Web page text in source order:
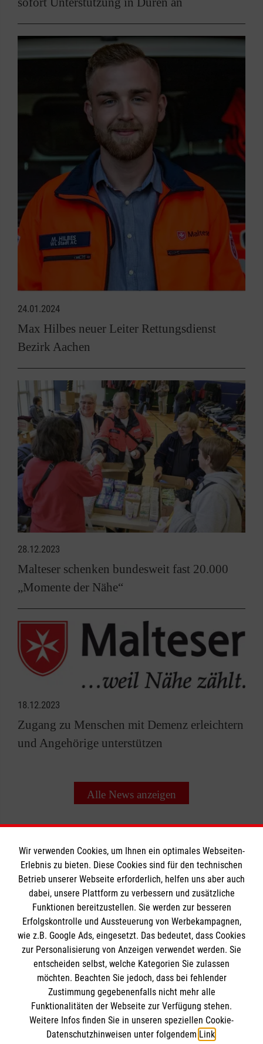
24.01.2024
Max Hilbes neuer Leiter Rettungsdienst
Bezirk Aachen
28.12.2023
Malteser schenken bundesweit fast 20.000
„Momente der Nähe“
18.12.2023
Zugang zu Menschen mit Demenz erleichtern
und Angehörige unterstützen
Alle News anzeigen
Informationen
Impressum
Datenschutz
Kontakt
Die Malteser
Malteser in Deutschland
Malteserorden
Sharepoint
Spendenkonto
Wir verwenden Cookies, um Ihnen ein optimales Webseiten-
Erlebnis zu bieten. Diese Cookies sind für den technischen
Betrieb unserer Webseite erforderlich, helfen uns aber auch
dabei, unsere Plattform zu verbessern und zusätzliche
Funktionen bereitzustellen. Sie werden zur besseren
Erfolgskontrolle und Aussteuerung von Werbekampagnen,
wie z.B. Google Ads, eingesetzt. Das bedeutet, dass Cookies
zur Personalisierung von Anzeigen verwendet werden. Sie
entscheiden selbst, welche Kategorien Sie zulassen
möchten. Beachten Sie jedoch, dass bei fehlender
Zustimmung gegebenenfalls nicht mehr alle
Funktionalitäten der Webseite zur Verfügung stehen.
Weitere Infos finden Sie in unseren speziellen Cookie-
Datenschutzhinweisen unter folgendem Link.